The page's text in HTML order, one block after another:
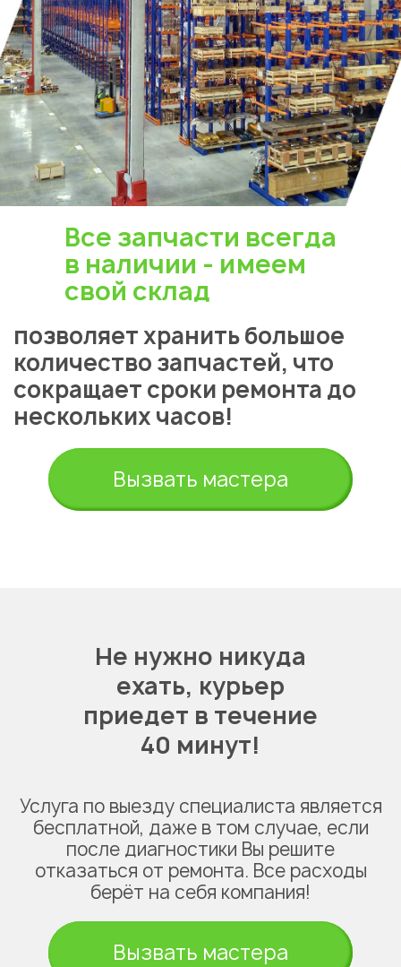
Все запчасти всегда
в наличии - имеем
свой склад
позволяет хранить большое
количество запчастей, что
сокращает сроки ремонта до
нескольких часов!
Вызвать мастера
Не нужно никуда
ехать, курьер
приедет в течение
40 минут!
Услуга по выезду специалиста является
бесплатной, даже в том случае, если
после диагностики Вы решите
отказаться от ремонта. Все расходы
берёт на себя компания!
Вызвать мастера